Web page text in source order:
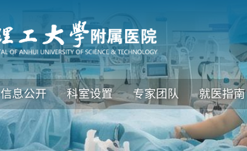
信息公开 科室设置 专家团队 就医指南